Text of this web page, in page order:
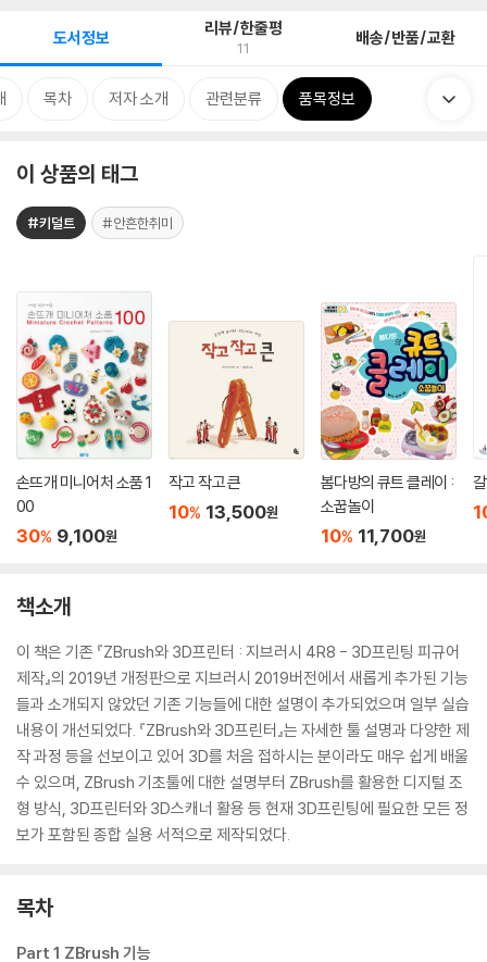
도서정보 리뷰/한줄평
11 배송/반품/교환
목차 저자 소개 관련분류 품목정보
이 상품의 태그
#키덜트 #안흔한취미
손뜨개 미니어처 소품 1
00
30% 9,100원
작고 작고 큰
10% 13,500원
봄다방의 큐트 클레이 :
소꿉놀이
10% 11,700원
책소개
이 책은 기존 『ZBrush와 3D프린터 : 지브러시 4R8 - 3D프린팅 피규어
제작』의 2019년 개정판으로 지브러시 2019버전에서 새롭게 추가된 기능
들과 소개되지 않았던 기존 기능들에 대한 설명이 추가되었으며 일부 실습
내용이 개선되었다. 『ZBrush와 3D프린터』는 자세한 툴 설명과 다양한 제
작 과정 등을 선보이고 있어 3D를 처음 접하시는 분이라도 매우 쉽게 배울
수 있으며, ZBrush 기초툴에 대한 설명부터 ZBrush를 활용한 디지털 조
형 방식, 3D프린터와 3D스캐너 활용 등 현재 3D프린팅에 필요한 모든 정
보가 포함된 종합 실용 서적으로 제작되었다.
목차
Part 1 ZBrush 기능